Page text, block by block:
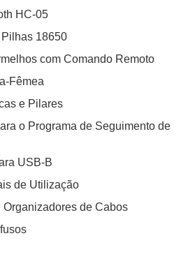
HC-05
18650
com Comando Remoto
Fêmea
e Pilares
o Programa de Seguimento de
USB-B
de Utilização
Organizadores de Cabos